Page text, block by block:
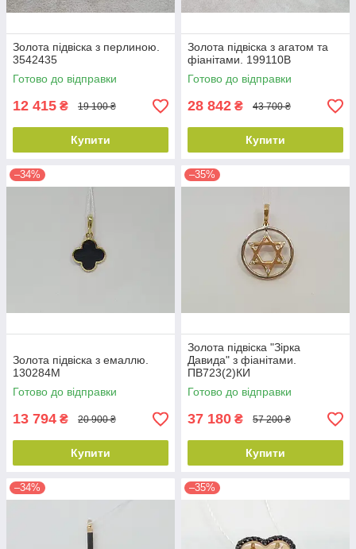
Золота підвіска з перлиною.
3542435
Готово до відправки
12 415 ₴ 19 100 ₴
Купити
Золота підвіска з агатом та
фіанітами. 199110В
Готово до відправки
28 842 ₴ 43 700 ₴
Купити
–34%
Золота підвіска з емаллю.
130284М
Готово до відправки
13 794 ₴ 20 900 ₴
Купити
–35%
Золота підвіска "Зірка
Давида" з фіанітами.
ПВ723(2)КИ
Готово до відправки
37 180 ₴ 57 200 ₴
Купити
–34% –35%